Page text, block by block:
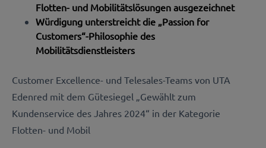
Flotten- und Mobilitätslösungen ausgezeichnet
Würdigung unterstreicht die „Passion for
Customers“-Philosophie des
Mobilitätsdienstleisters
Customer Excellence- und Telesales-Teams von UTA
Edenred mit dem Gütesiegel „Gewählt zum
Kundenservice des Jahres 2024“ in der Kategorie
Flotten- und Mobil